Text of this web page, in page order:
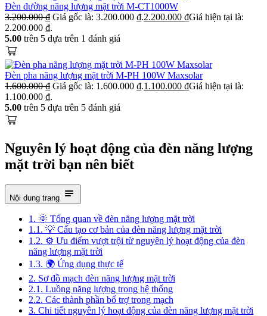
Đèn đường năng lượng mặt trời M-CT1000W
3.200.000₫ Giá gốc là: 3.200.000 ₫.2.200.000 ₫Giá hiện tại là:
2.200.000 ₫.
5.00 trên 5 dựa trên 1 đánh giá
Đèn pha năng lượng mặt trời M-PH 100W Maxsolar
1.600.000₫ Giá gốc là: 1.600.000 ₫.1.100.000 ₫Giá hiện tại là:
1.100.000 ₫.
5.00 trên 5 dựa trên 5 đánh giá
Nguyên lý hoạt động của đèn năng lượng
mặt trời bạn nên biết
Nội dung trang
1. 🌞 Tổng quan về đèn năng lượng mặt trời
1.1. 💡 Cấu tạo cơ bản của đèn năng lượng mặt trời
1.2. ⚙️ Ưu điểm vượt trội từ nguyên lý hoạt động của đèn
năng lượng mặt trời
1.3. 🌍 Ứng dụng thực tế
2. Sơ đồ mạch đèn năng lượng mặt trời
2.1. Luồng năng lượng trong hệ thống
2.2. Các thành phần bổ trợ trong mạch
3. Chi tiết nguyên lý hoạt động của đèn năng lượng mặt trời